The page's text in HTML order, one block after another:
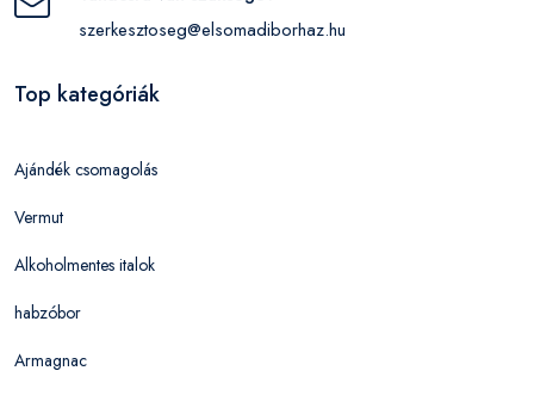
szerkesztoseg@elsomadiborhaz.hu
Top kategóriák
Ajándék csomagolás
Vermut
Alkoholmentes italok
habzóbor
Armagnac